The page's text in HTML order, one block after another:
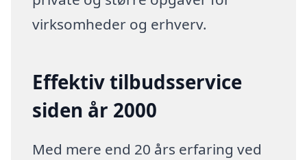
virksomheder og erhverv.
Effektiv tilbudsservice
siden år 2000
Med mere end 20 års erfaring ved